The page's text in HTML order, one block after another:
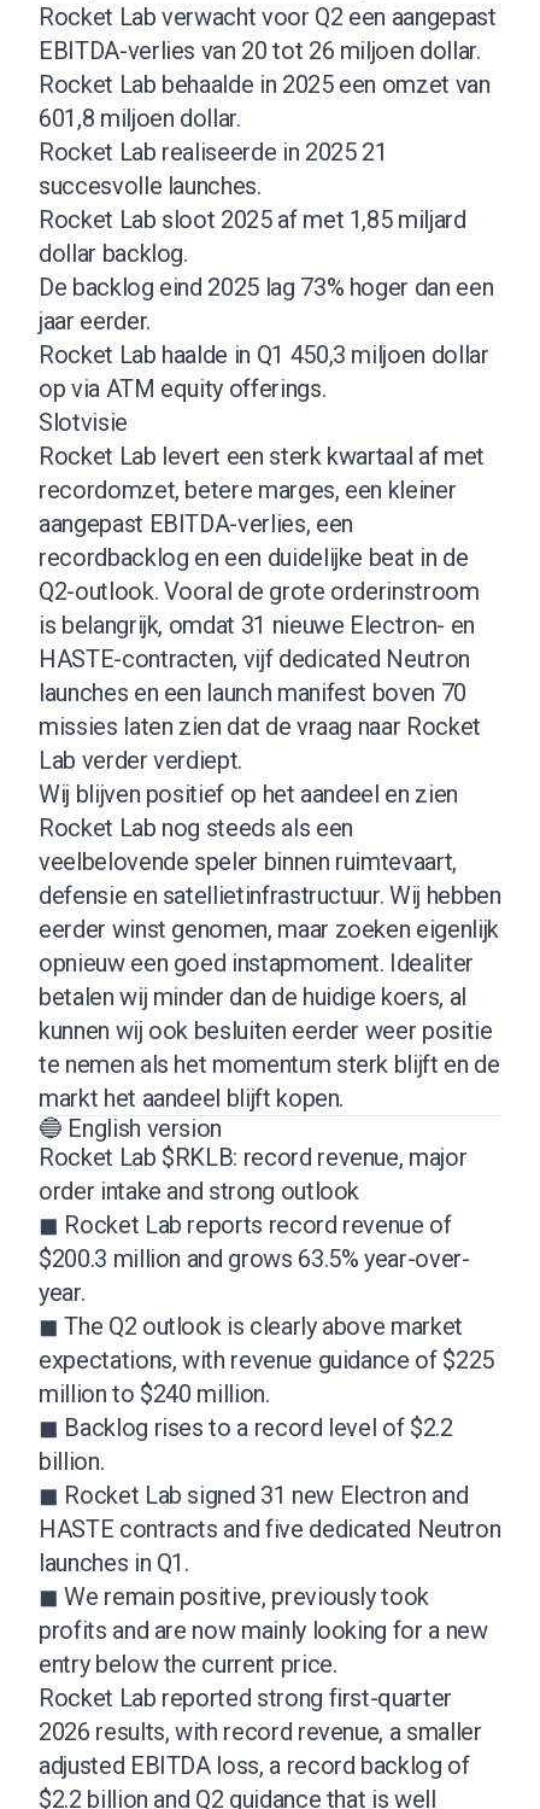
Rocket Lab verwacht voor Q2 een aangepast
EBITDA-verlies van 20 tot 26 miljoen dollar.
Rocket Lab behaalde in 2025 een omzet van
601,8 miljoen dollar.
Rocket Lab realiseerde in 2025 21
succesvolle launches.
Rocket Lab sloot 2025 af met 1,85 miljard
dollar backlog.
De backlog eind 2025 lag 73% hoger dan een
jaar eerder.
Rocket Lab haalde in Q1 450,3 miljoen dollar
op via ATM equity offerings.
Slotvisie
Rocket Lab levert een sterk kwartaal af met
recordomzet, betere marges, een kleiner
aangepast EBITDA-verlies, een
recordbacklog en een duidelijke beat in de
Q2-outlook. Vooral de grote orderinstroom
is belangrijk, omdat 31 nieuwe Electron- en
HASTE-contracten, vijf dedicated Neutron
launches en een launch manifest boven 70
missies laten zien dat de vraag naar Rocket
Lab verder verdiept.
Wij blijven positief op het aandeel en zien
Rocket Lab nog steeds als een
veelbelovende speler binnen ruimtevaart,
defensie en satellietinfrastructuur. Wij hebben
eerder winst genomen, maar zoeken eigenlijk
opnieuw een goed instapmoment. Idealiter
betalen wij minder dan de huidige koers, al
kunnen wij ook besluiten eerder weer positie
te nemen als het momentum sterk blijft en de
markt het aandeel blijft kopen.
🔵 English version
Rocket Lab $RKLB: record revenue, major
order intake and strong outlook
◼ Rocket Lab reports record revenue of
$200.3 million and grows 63.5% year-over-
year.
◼ The Q2 outlook is clearly above market
expectations, with revenue guidance of $225
million to $240 million.
◼ Backlog rises to a record level of $2.2
billion.
◼ Rocket Lab signed 31 new Electron and
HASTE contracts and five dedicated Neutron
launches in Q1.
◼ We remain positive, previously took
profits and are now mainly looking for a new
entry below the current price.
Rocket Lab reported strong first-quarter
2026 results, with record revenue, a smaller
adjusted EBITDA loss, a record backlog of
$2.2 billion and Q2 guidance that is well